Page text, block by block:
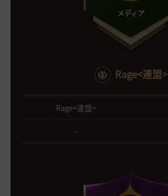
メディア
Rage<連盟>
Rage<連盟>
-